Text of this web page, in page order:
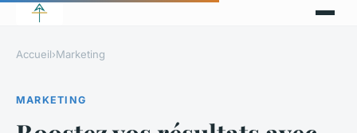
Accueil›Marketing
MARKETING